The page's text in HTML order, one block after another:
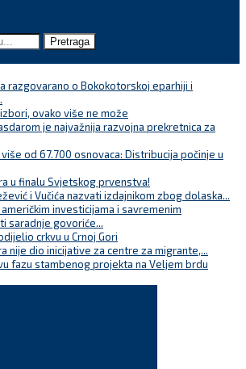
Pretraga
razgovarano o Bokokotorskoj eparhiji i
ovako više ne može
je najvažnija razvojna prekretnica za
od 67.700 osnovaca: Distribucija počinje u
u finalu Svjetskog prvenstva!
i Vučića nazvati izdajnikom zbog dolaska...
investicijama i savremenim
saradnje govoriće...
crkvu u Crnoj Gori
nije dio inicijative za centre za migrante,...
fazu stambenog projekta na Veljem brdu